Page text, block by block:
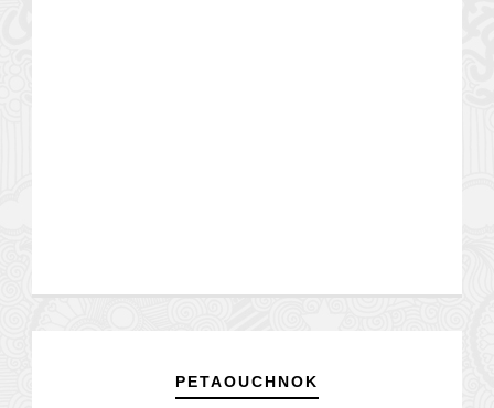
PETAOUCHNOK